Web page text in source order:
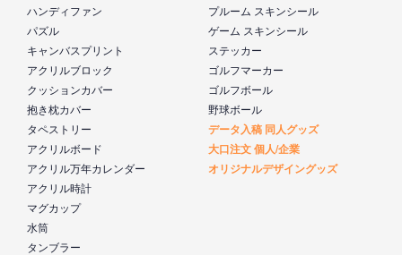
ハンディファン
パズル
キャンバスプリント
アクリルブロック
クッションカバー
抱き枕カバー
タペストリー
アクリルボード
アクリル万年カレンダー
アクリル時計
マグカップ
水筒
タンブラー
プルーム スキンシール
ゲーム スキンシール
ステッカー
ゴルフマーカー
ゴルフボール
野球ボール
データ入稿 同人グッズ
大口注文 個人/企業
オリジナルデザイングッズ